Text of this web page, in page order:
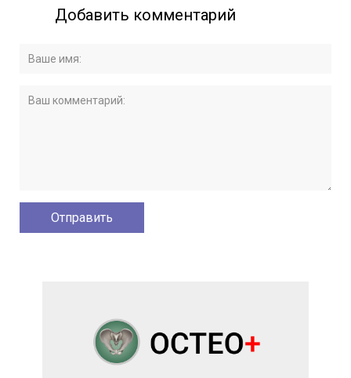
Добавить комментарий